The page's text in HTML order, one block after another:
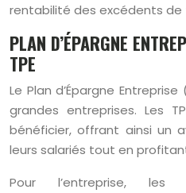
rentabilité des excédents
PLAN D’ÉPARGNE
TPE
Le Plan d’Épargne
grandes entreprises. Les
bénéficier, offrant ainsi un
leurs salariés tout en
Pour l’entreprise, les